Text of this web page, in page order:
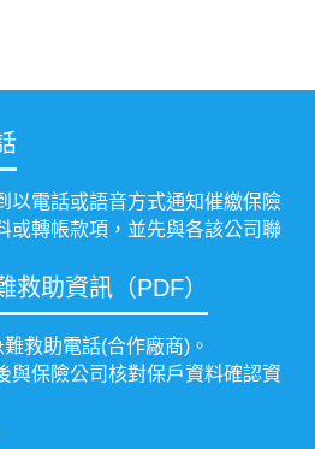
以電話或語音方式通知催繳保險
或轉帳款項，並先與各該公司聯
救助資訊（PDF）
救助電話(合作廠商)。
與保險公司核對保戶資料確認資